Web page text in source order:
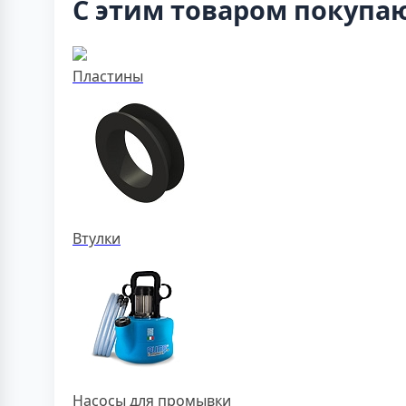
С этим товаром
Пластины
Втулки
Насосы для промывки